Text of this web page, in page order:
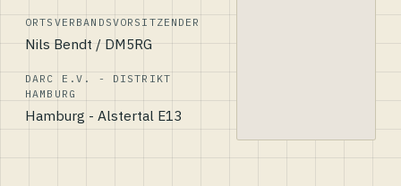
ORTSVERBANDSVORSITZENDER
Nils Bendt / DM5RG
DARC E.V. - DISTRIKT
HAMBURG
Hamburg - Alstertal E13